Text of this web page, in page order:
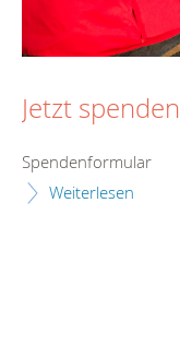
Jetzt spenden
Spendenformular
Weiterlesen